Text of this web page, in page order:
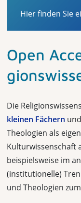
Hier finden Sie
Open
Die
kleinen Fächern
Theologien als
Kulturwissenschaft
beispielsweise im
(institutionelle)
und Theologien